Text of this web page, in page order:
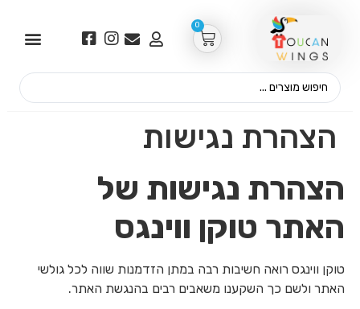
0
הצהרת נגישות
הצהרת נגישות של
האתר טוקן ווינגס
טוקן ווינגס רואה חשיבות רבה במתן הזדמנות שווה לכל גולשי
האתר ולשם כך השקענו משאבים רבים בהנגשת האתר.